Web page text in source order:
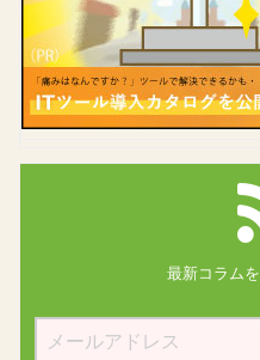
最新コラムを